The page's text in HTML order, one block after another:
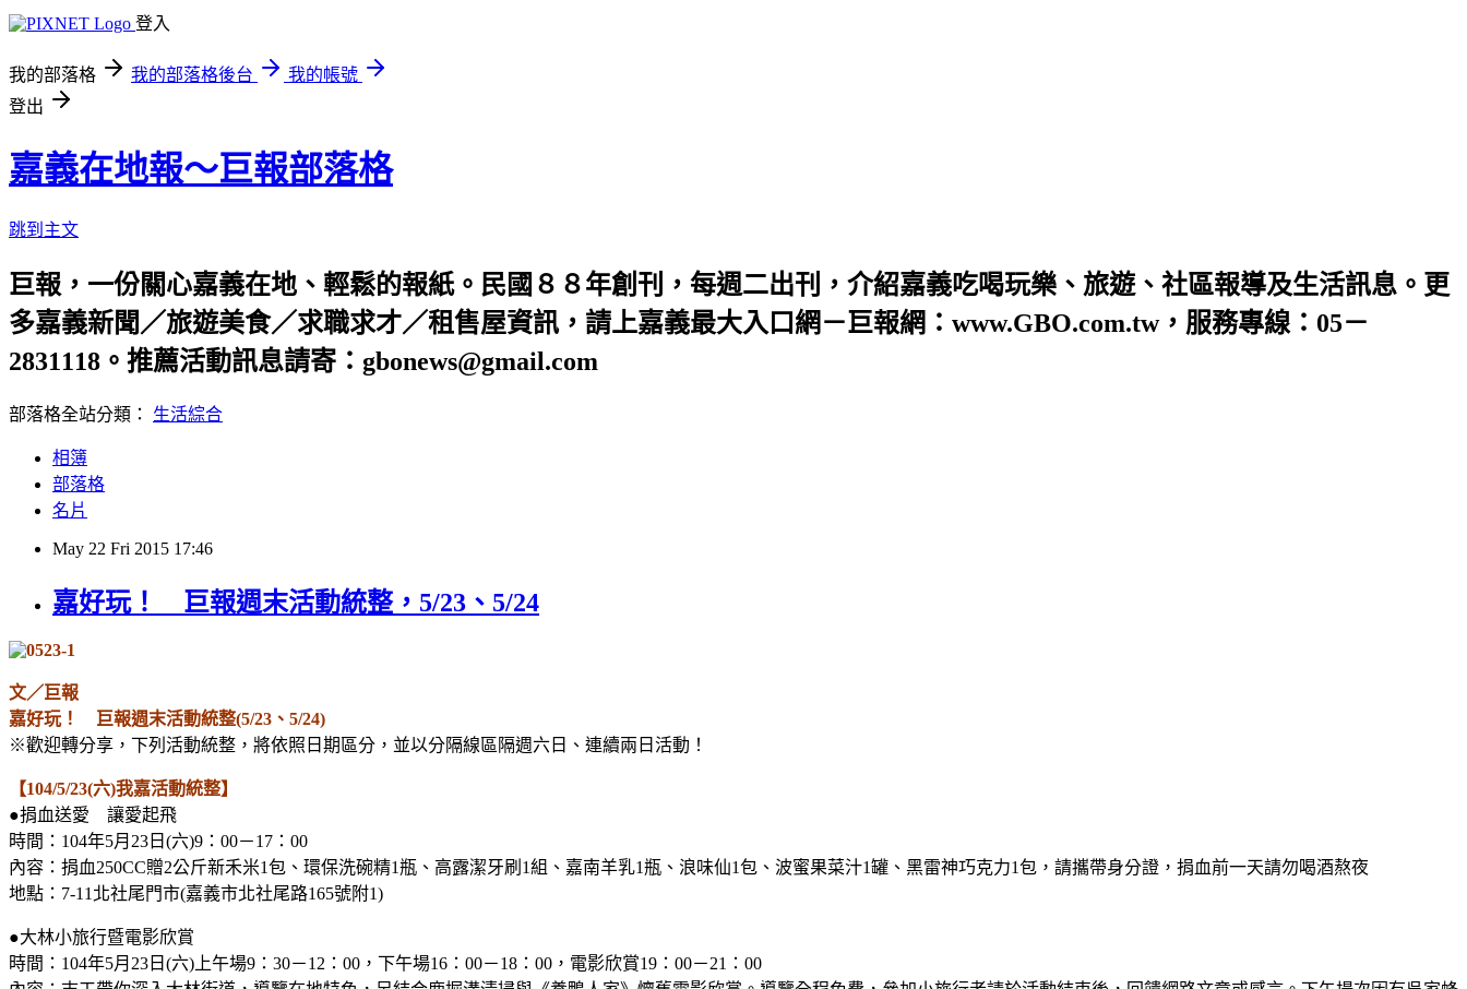
登入
我的部落格 我的部落格後台
我的帳號
登出
嘉義在地報～巨報部落格
跳到主文
巨報，一份關心嘉義在地、輕鬆的報紙。民國８８年創刊，每週二出刊，介紹嘉義吃喝玩樂、旅遊、社區報導及生活訊息。更
多嘉義新聞／旅遊美食／求職求才／租售屋資訊，請上嘉義最大入口網－巨報網：www.GBO.com.tw，服務專線：05－
2831118。推薦活動訊息請寄：gbonews@gmail.com
部落格全站分類： 生活綜合
相簿
部落格
名片
May 22 Fri 2015 17:46
嘉好玩！ 巨報週末活動統整，5/23、5/24
文／巨報
嘉好玩！ 巨報週末活動統整(5/23、5/24)
※歡迎轉分享，下列活動統整，將依照日期區分，並以分隔線區隔週六日、連續兩日活動！
【104/5/23(六)我嘉活動統整】
●捐血送愛 讓愛起飛
時間：104年5月23日(六)9：00－17：00
內容：捐血250CC贈2公斤新禾米1包、環保洗碗精1瓶、高露潔牙刷1組、嘉南羊乳1瓶、浪味仙1包、波蜜果菜汁1罐、黑雷神巧克力1包，請攜帶身分證，捐血前一天請勿喝酒熬夜
地點：7-11北社尾門市(嘉義市北社尾路165號附1)
●大林小旅行暨電影欣賞
時間：104年5月23日(六)上午場9：30－12：00，下午場16：00－18：00，電影欣賞19：00－21：00